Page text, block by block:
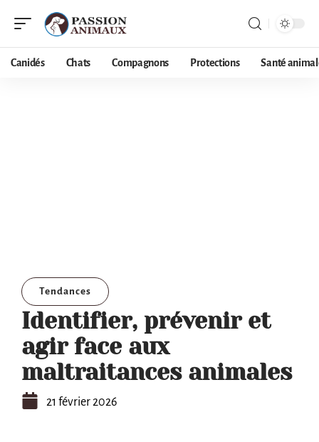
Canidés Chats Compagnons Protections Santé
Tendances
Identifier, prévenir et
agir face aux
maltraitances animales
21 février 2026